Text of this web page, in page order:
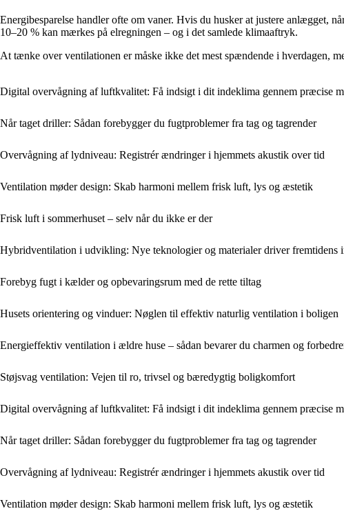
Energibesparelse handler ofte om vaner. Hvis du husker at justere anlægget,
10–20 % kan mærkes på elregningen – og i det samlede klimaaftryk.
At tænke over ventilationen er måske ikke det mest spændende i hverdagen,
Digital overvågning af luftkvalitet: Få indsigt i dit indeklima gennem præcise
Når taget driller: Sådan forebygger du fugtproblemer fra tag og tagrender
Overvågning af lydniveau: Registrér ændringer i hjemmets akustik over tid
Ventilation møder design: Skab harmoni mellem frisk luft, lys og æstetik
Frisk luft i sommerhuset – selv når du ikke er der
Hybridventilation i udvikling: Nye teknologier og materialer driver fremtidens
Forebyg fugt i kælder og opbevaringsrum med de rette tiltag
Husets orientering og vinduer: Nøglen til effektiv naturlig ventilation i boligen
Energieffektiv ventilation i ældre huse – sådan bevarer du charmen og
Støjsvag ventilation: Vejen til ro, trivsel og bæredygtig boligkomfort
Digital overvågning af luftkvalitet: Få indsigt i dit indeklima gennem præcise
Når taget driller: Sådan forebygger du fugtproblemer fra tag og tagrender
Overvågning af lydniveau: Registrér ændringer i hjemmets akustik over tid
Ventilation møder design: Skab harmoni mellem frisk luft, lys og æstetik